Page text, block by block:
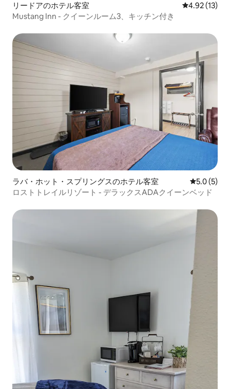
リードアのホテル客室 レビュー13
4.92 (13)
Mustang Inn - クイーンルーム3、キッチン付き
ラバ・ホット・スプリングスのホテル客室 レビュー5
5.0 (5)
ロストトレイルリゾート - デラックスADAクイーンベッド